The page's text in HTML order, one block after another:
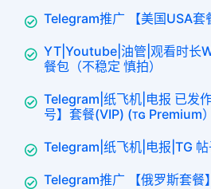
Telegram推广 【美国USA套
YT|Youtube|油管|观看时长
餐包（不稳定 慎拍）
Telegram|纸飞机|电报 已发
号】套餐(VIP) (ᴛɢ Premium）
Telegram|纸飞机|电报|TG
Telegram推广 【俄罗斯套餐